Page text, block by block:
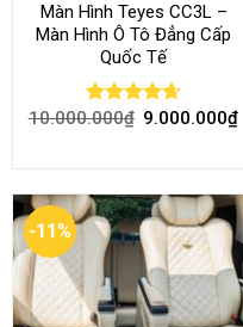
Màn Hình Teyes CC3L –
Màn Hình Ô Tô Đẳng Cấp
Quốc Tế
Rated 4.68
10.000.000₫ 9.000.000₫
-11%